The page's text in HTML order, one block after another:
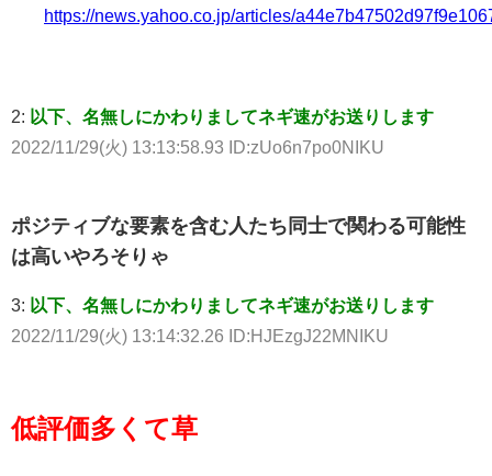
https://news.yahoo.co.jp/articles/
2: 以下、名無しにかわりましてネギ速がお送りします
2022/11/29(火) 13:13:58.93 ID:zUo6n7po0NIKU
ポジティブな要素を含む人たち同士で関わる可能性
は高いやろそりゃ
3: 以下、名無しにかわりましてネギ速がお送りします
2022/11/29(火) 13:14:32.26 ID:HJEzgJ22MNIKU
低評価多くて草